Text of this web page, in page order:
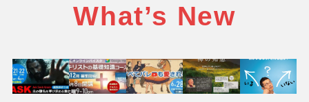
r
r
e
What’s New